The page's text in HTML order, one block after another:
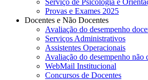
Serviço de Psicologia e
Provas e Exames 2025
Docentes e Não Docentes
Avaliação do desempenho
Serviços Administrativos
Assistentes Operacionais
Avaliação do desempenho não
WebMail Institucional
Concursos de Docentes